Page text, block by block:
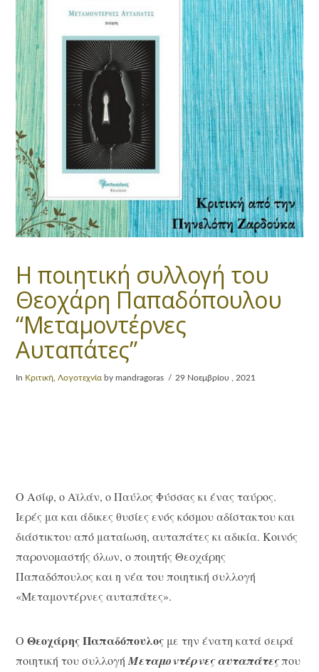
Η ποιητική συλλογή του
Θεοχάρη Παπαδόπουλου
“Μεταμοντέρνες
Αυταπάτες”
In Κριτική ,Λογοτεχνία by mandragoras 29 Νοεμβρίου , 2021
Ο Ασίφ, ο Αϊλάν, ο Παύλος Φύσσας κι ένας ταύρος.
Ιερές μα και άδικες θυσίες ενός κόσμου αδίστακτου και
διάστικτου από ματαίωση, αυταπάτες κι αδικία. Κοινός
παρονομαστής όλων, ο ποιητής Θεοχάρης
Παπαδόπουλος και η νέα του ποιητική συλλογή
«Μεταμοντέρνες αυταπάτες».
ΟΘεοχάρης Παπαδόπουλος με την ένατη κατά σειρά
ποιητική του συλλογήΜεταμοντέρνες αυταπάτεςπου